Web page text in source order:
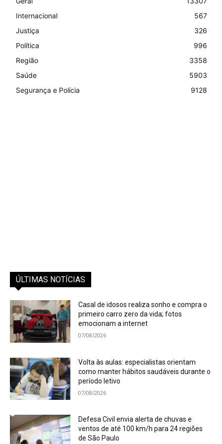
Internacional
567
Justiça
326
Política
996
Região
3358
Saúde
5903
Segurança e Polícia
9128
ÚLTIMAS NOTÍCIAS
Casal de idosos realiza sonho e compra o
primeiro carro zero da vida; fotos
emocionam a internet
07/08/2026
Volta às aulas: especialistas orientam
como manter hábitos saudáveis durante o
período letivo
07/08/2026
Defesa Civil envia alerta de chuvas e
ventos de até 100 km/h para 24 regiões
de São Paulo